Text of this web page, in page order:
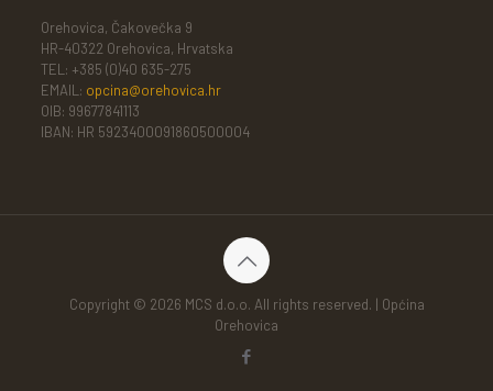
Orehovica, Čakovečka 9
HR-40322 Orehovica, Hrvatska
TEL: +385 (0)40 635-275
EMAIL: opcina@orehovica.hr
OIB: 99677841113
IBAN: HR 5923400091860500004
Copyright © 2026 MCS d.o.o. All rights reserved. | Općina
Orehovica